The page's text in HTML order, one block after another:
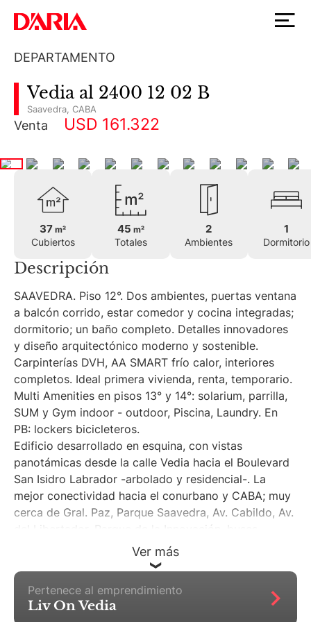
DEPARTAMENTO
Vedia al 2400 12 02 B
Saavedra CABA
Venta USD 161.322
37m²
Cubiertos
45 m²
Totales
2
Ambientes
1
Dormitorio
Descripción
SAAVEDRA. Piso 12°. Dos ambientes, puertas ventana
a balcón corrido, estar comedor y cocina integradas;
dormitorio; un baño completo. Detalles innovadores
y diseño arquitectónico moderno y sostenible.
Carpinterías DVH, AA SMART frío calor, interiores
completos. Ideal primera vivienda, renta, temporario.
Multi Amenities en pisos 13° y 14°: solarium, parrilla,
SUM y Gym indoor - outdoor, Piscina, Laundry. En
PB: lockers bicicleteros.
Edificio desarrollado en esquina, con vistas
panotámicas desde la calle Vedia hacia el Boulevard
San Isidro Labrador -arbolado y residencial-. La
mejor conectividad hacia el conurbano y CABA; muy
cerca de Gral. Paz, Parque Saavedra, Av. Cabildo, Av.
del Libertador, Parque de la Innovación, buses,
Metrobus. tren Mitre, subte.
Formas de pago: ** Contado en U$s. ** Anticipo del
30% en U$s + saldo del 70% en pesos en 30 cuotas
consecutivas y mensuales con ajuste mensual por
Índice de la CAC (mismo precio que el de venta al
Ver más
Pertenece al emprendimiento
Liv On Vedia